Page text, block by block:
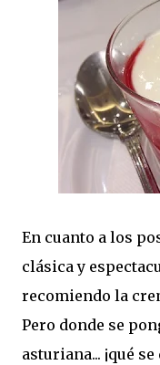
En cuanto a los
clásica y
recomiendo la
Pero donde se
asturiana... ¡qué